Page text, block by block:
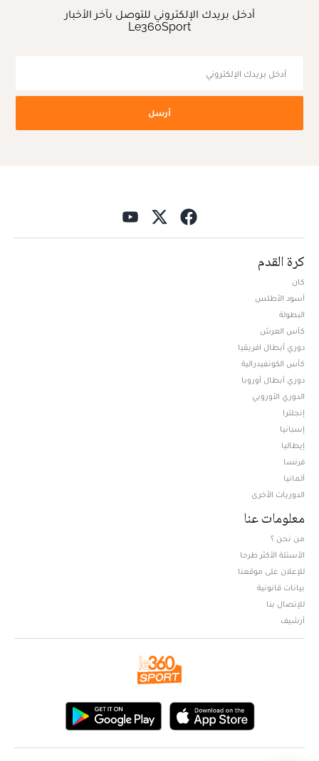
أدخل بريدك الإلكتروني للتوصل بآخر الأخبار
Le360Sport
أرسل
كرة القدم
كان
أسود الأطلس
البطولة
كأس العرش
دوري أبطال افريقيا
كأس الكونفيدرالية
دوري أبطال أوروبا
الدوري الأوروبي
إنجلترا
إسبانيا
إيطاليا
فرنسا
ألمانيا
الدوريات الأخرى
معلومات عنا
من نحن ؟
الأسئلة الأكثر طرحا
للإعلان على موقعنا
بيانات قانونية
للإتصال بنا
أرشيف